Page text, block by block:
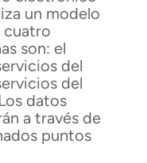
un modelo
cuatro
son: el
del
del
datos
a través de
puntos